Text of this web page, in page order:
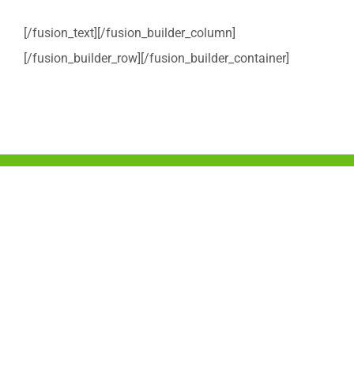
[/fusion_text][/fusion_builder_column]
[/fusion_builder_row][/fusion_builder_container]